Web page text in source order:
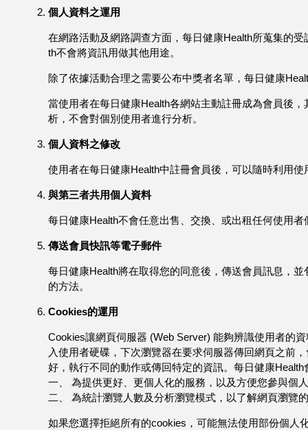
個人資料之運用
在網路活動及網路調查方面，每日健康Health所蒐集的
th不會將資訊用做其他用途。
除了依據活動合理之需要公布中獎者名單，每日健康
當使用者在每日健康Health各網站主動註冊成為會員後
析，不會對個別使用者進行分析。
個人資料之修改
使用者在每日健康Health中註冊會員後，可以隨時利用
與第三者共用個人資料
每日健康Health不會任意出售、交換、或出租任何使用
傳送會員快訊等電子郵件
每日健康Health將在取得您的同意後，傳送會員訊息，
的方法。
Cookies的運用
Cookies讓網頁伺服器 (Web Server) 能夠辨識使用者的
入使用者硬碟，下次瀏覽器在要求伺服器傳回網頁之前
好，執行不同的動作或傳回特定的資訊。每日健康
一、 為提供更好、更個人化的服務，以及方便您參與個
二、 為統計瀏覽人數及分析瀏覽模式，以了解網頁瀏覽
如果您選擇拒絕所有的cookies，可能無法使用部份個人